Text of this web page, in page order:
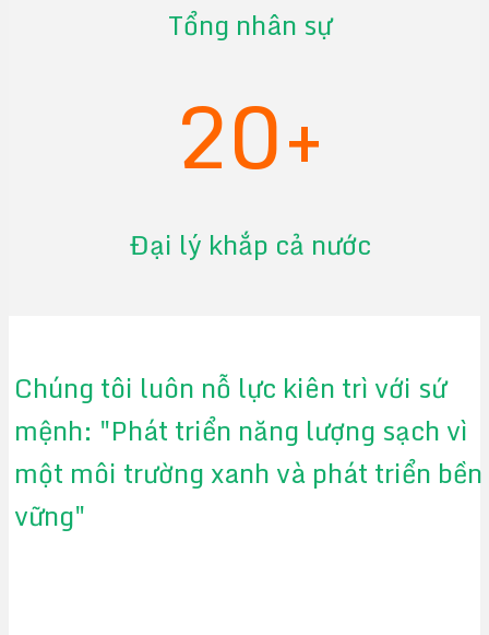
Tổng nhân sự
20+
Đại lý khắp cả nước
Chúng tôi luôn nỗ lực kiên trì với sứ
mệnh: "Phát triển năng lượng sạch vì
một môi trường xanh và phát triển bền
vững"